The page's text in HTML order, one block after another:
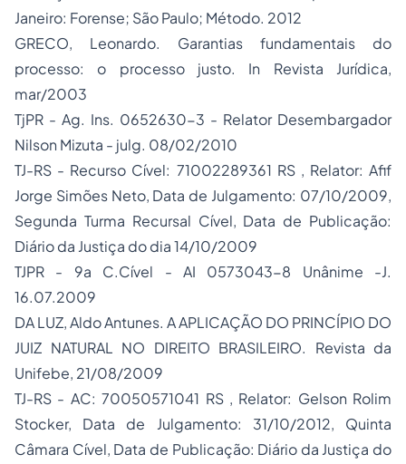
Janeiro: Forense; São Paulo; Método. 2012
GRECO, Leonardo. Garantias fundamentais do
processo: o processo justo. In Revista Jurídica,
mar/2003
TjPR - Ag. Ins. 0652630-3 - Relator Desembargador
Nilson Mizuta - julg. 08/02/2010
TJ-RS - Recurso Cível: 71002289361 RS , Relator: Afif
Jorge Simões Neto, Data de Julgamento: 07/10/2009,
Segunda Turma Recursal Cível, Data de Publicação:
Diário da Justiça do dia 14/10/2009
TJPR - 9a C.Cível - AI 0573043-8 Unânime -J.
16.07.2009
DA LUZ, Aldo Antunes. A APLICAÇÃO DO PRINCÍPIO DO
JUIZ NATURAL NO DIREITO BRASILEIRO. Revista da
Unifebe, 21/08/2009
TJ-RS - AC: 70050571041 RS , Relator: Gelson Rolim
Stocker, Data de Julgamento: 31/10/2012, Quinta
Câmara Cível, Data de Publicação: Diário da Justiça do